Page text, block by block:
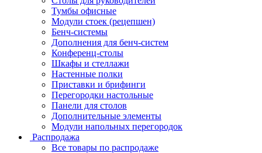
Тумбы офисные
Модули стоек (рецепшен)
Бенч-системы
Дополнения для бенч-систем
Конференц-столы
Шкафы и стеллажи
Настенные полки
Приставки и брифинги
Перегородки настольные
Панели для столов
Дополнительные элементы
Модули напольных перегородок
Распродажа
Все товары по распродаже